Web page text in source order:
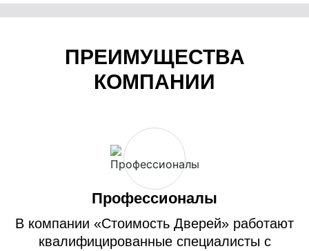
ПРЕИМУЩЕСТВА
КОМПАНИИ
Профессионалы
В компании «Стоимость Дверей» работают
квалифицированные специалисты с